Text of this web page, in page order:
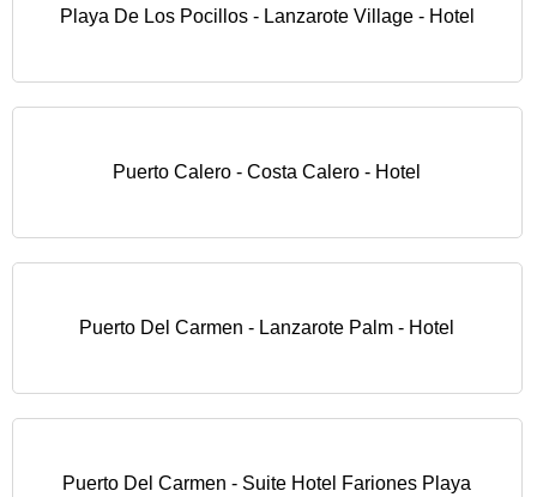
Playa De Los Pocillos - Lanzarote Village - Hotel
Puerto Calero - Costa Calero - Hotel
Puerto Del Carmen - Lanzarote Palm - Hotel
Puerto Del Carmen - Suite Hotel Fariones Playa